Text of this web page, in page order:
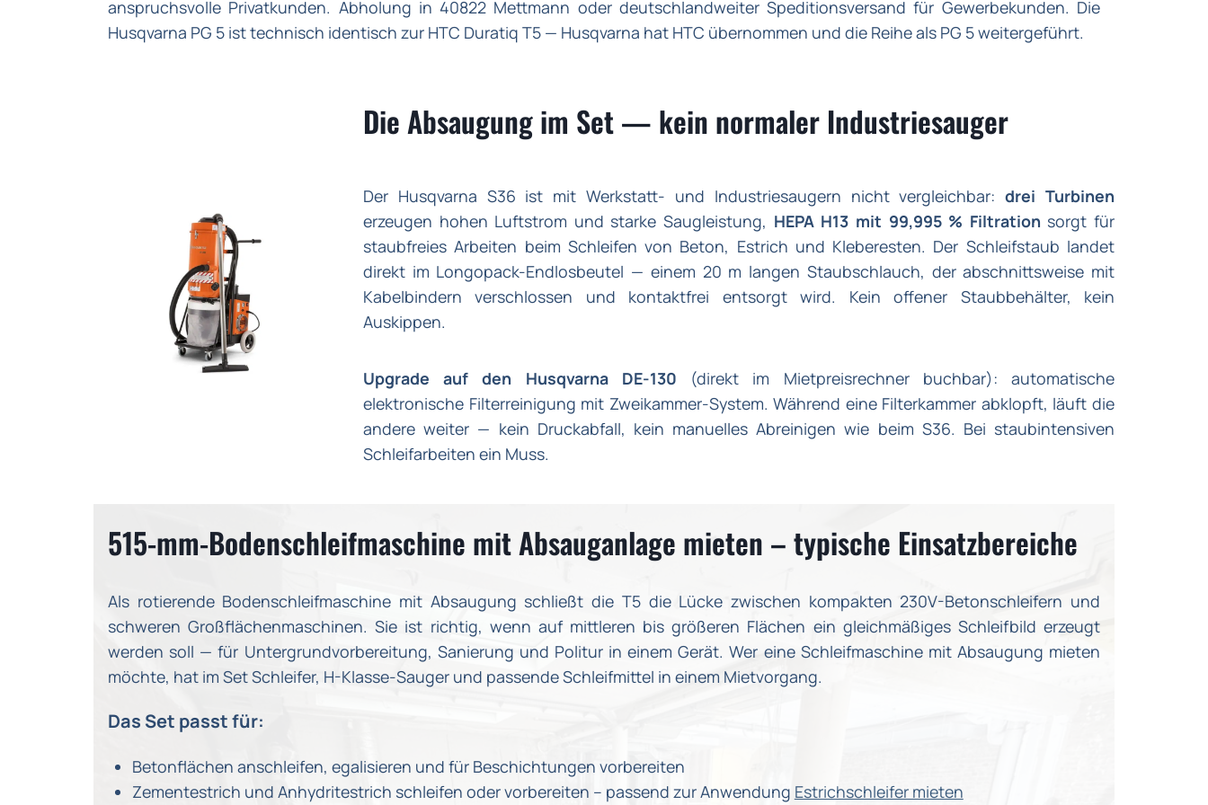
anspruchsvolle Privatkunden. Abholung in 40822 Mettmann oder deutschlandweiter Speditionsversand für Gewerbekunden. Die
Husqvarna PG 5 ist technisch identisch zur HTC Duratiq T5 — Husqvarna hat HTC übernommen und die Reihe als PG 5 weitergeführt.
Die Absaugung im Set — kein normaler Industriesauger
Der Husqvarna S36 ist mit Werkstatt- und Industriesaugern nicht vergleichbar:drei Turbinen
erzeugen hohen Luftstrom und starke Saugleistung, HEPA H13 mit 99,995 % Filtration sorgt für
staubfreies Arbeiten beim Schleifen von Beton, Estrich und Kleberesten. Der Schleifstaub landet
direkt im Longopack-Endlosbeutel — einem 20 m langen Staubschlauch, der abschnittsweise mit
Kabelbindern verschlossen und kontaktfrei entsorgt wird. Kein offener Staubbehälter, kein
Auskippen.
Upgrade auf den Husqvarna DE-130 (direkt im Mietpreisrechner buchbar): automatische
elektronische Filterreinigung mit Zweikammer-System. Während eine Filterkammer abklopft, läuft die
andere weiter — kein Druckabfall, kein manuelles Abreinigen wie beim S36. Bei staubintensiven
Schleifarbeiten ein Muss.
515-mm-Bodenschleifmaschine mit Absauganlage mieten – typische Einsatzbereiche
Als rotierende Bodenschleifmaschine mit Absaugung schließt die T5 die Lücke zwischen kompakten 230V-Betonschleifern und
schweren Großflächenmaschinen. Sie ist richtig, wenn auf mittleren bis größeren Flächen ein gleichmäßiges Schleifbild erzeugt
werden soll — für Untergrundvorbereitung, Sanierung und Politur in einem Gerät. Wer eine Schleifmaschine mit Absaugung mieten
möchte, hat im Set Schleifer, H-Klasse-Sauger und passende Schleifmittel in einem Mietvorgang.
Das Set passt für:
Betonflächen anschleifen, egalisieren und für Beschichtungen vorbereiten
Zementestrich und Anhydritestrich schleifen oder vorbereiten – passend zur Anwendung Estrichschleifer mieten